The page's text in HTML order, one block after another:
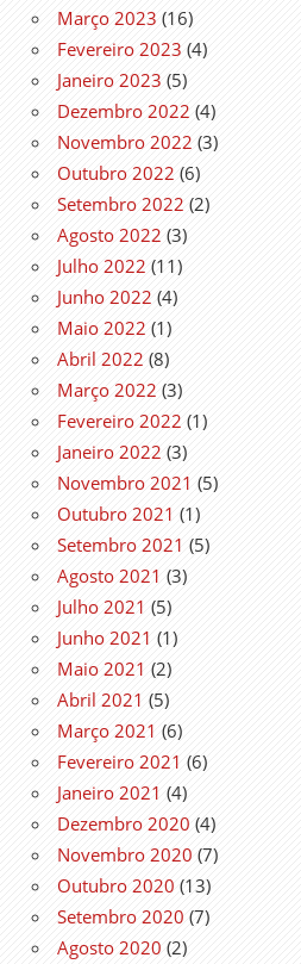
Março 2023 (16)
Fevereiro 2023 (4)
Janeiro 2023 (5)
Dezembro 2022 (4)
Novembro 2022 (3)
Outubro 2022 (6)
Setembro 2022 (2)
Agosto 2022 (3)
Julho 2022 (11)
Junho 2022 (4)
Maio 2022 (1)
Abril 2022 (8)
Março 2022 (3)
Fevereiro 2022 (1)
Janeiro 2022 (3)
Novembro 2021 (5)
Outubro 2021 (1)
Setembro 2021 (5)
Agosto 2021 (3)
Julho 2021 (5)
Junho 2021 (1)
Maio 2021 (2)
Abril 2021 (5)
Março 2021 (6)
Fevereiro 2021 (6)
Janeiro 2021 (4)
Dezembro 2020 (4)
Novembro 2020 (7)
Outubro 2020 (13)
Setembro 2020 (7)
Agosto 2020 (2)